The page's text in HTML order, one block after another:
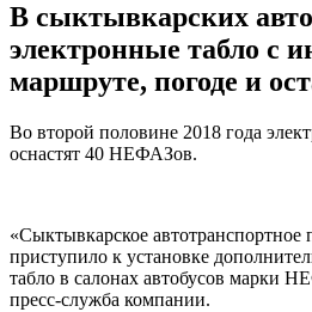
В сыктывкарских
электронные табло с
маршруте, погоде и
Во второй половине 2018 года
оснастят 40 НЕФАЗов.
«Сыктывкарское
приступило к установке
табло в салонах автобусов марки
пресс-служба компании.